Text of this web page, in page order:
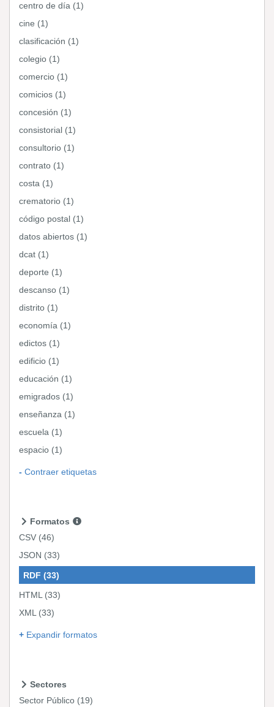
centro de día (1)
cine (1)
clasificación (1)
colegio (1)
comercio (1)
comicios (1)
concesión (1)
consistorial (1)
consultorio (1)
contrato (1)
costa (1)
crematorio (1)
código postal (1)
datos abiertos (1)
dcat (1)
deporte (1)
descanso (1)
distrito (1)
economía (1)
edictos (1)
edificio (1)
educación (1)
emigrados (1)
enseñanza (1)
escuela (1)
espacio (1)
Contraer etiquetas
Formatos
CSV (46)
JSON (33)
RDF (33)
HTML (33)
XML (33)
Expandir formatos
Sectores
Sector Público (19)